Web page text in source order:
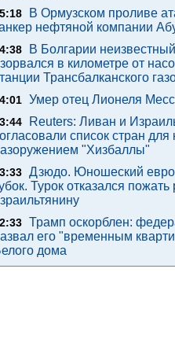
В Ормузском проливе
нефтяной компании
В Болгарии
в километре от
Трансбалканского
Умер отец Лионеля
Reuters: Ливан и
список стран для
"Хизбаллы"
Дзюдо. Юношеский
Турок отказался пожать
Трамп оскорблен:
его "временным
дома